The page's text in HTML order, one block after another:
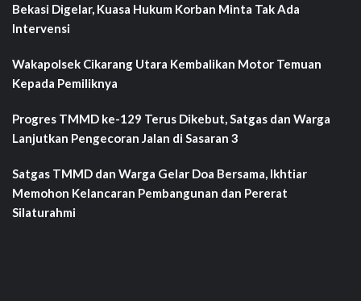
Bekasi Digelar, Kuasa Hukum Korban Minta Tak Ada
Intervensi
Wakapolsek Cikarang Utara Kembalikan Motor Temuan
Kepada Pemiliknya
Progres TMMD ke-129 Terus Dikebut, Satgas dan Warga
Lanjutkan Pengecoran Jalan di Sasaran 3
Satgas TMMD dan Warga Gelar Doa Bersama, Ikhtiar
Memohon Kelancaran Pembangunan dan Pererat
Silaturahmi